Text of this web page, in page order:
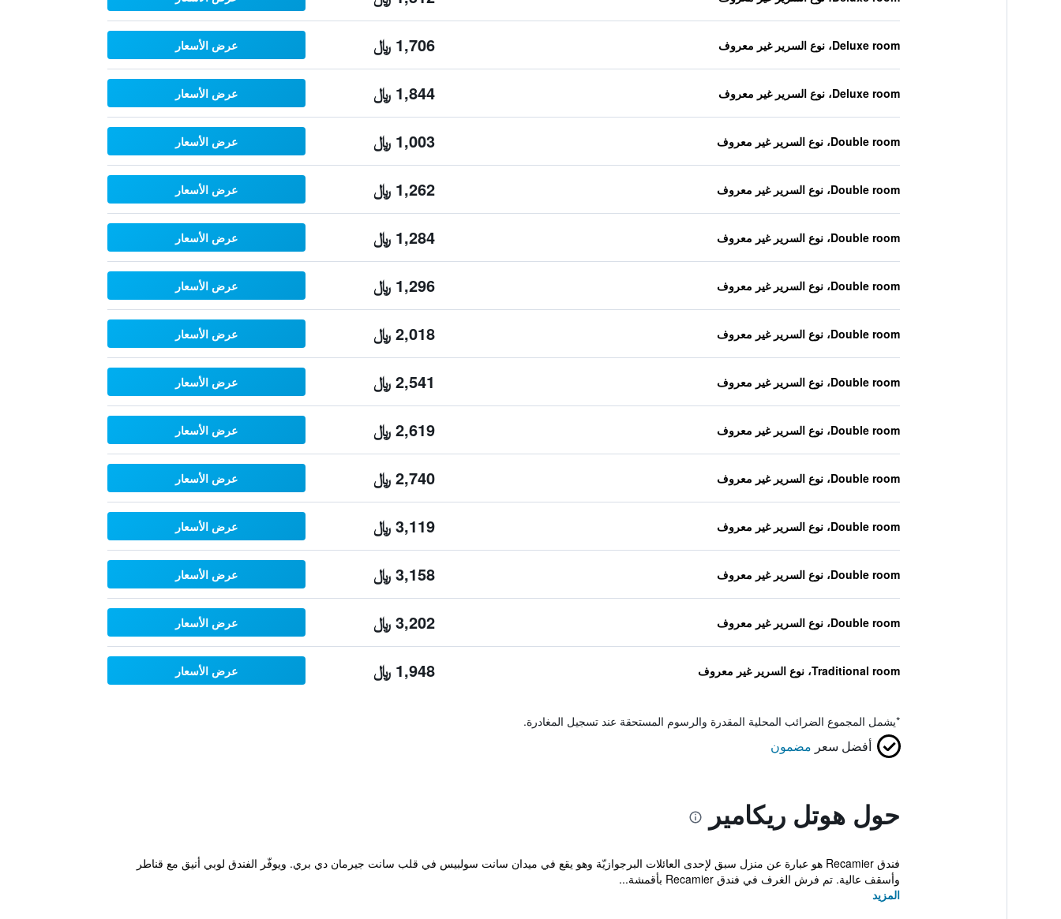
Deluxe room، نوع السرير غير معروف 1,706 ﷼ عرض الأسعار
Deluxe room، نوع السرير غير معروف 1,844 ﷼ عرض الأسعار
Double room، نوع السرير غير معروف 1,003 ﷼ عرض الأسعار
Double room، نوع السرير غير معروف 1,262 ﷼ عرض الأسعار
Double room، نوع السرير غير معروف 1,284 ﷼ عرض الأسعار
Double room، نوع السرير غير معروف 1,296 ﷼ عرض الأسعار
Double room، نوع السرير غير معروف 2,018 ﷼ عرض الأسعار
Double room، نوع السرير غير معروف 2,541 ﷼ عرض الأسعار
Double room، نوع السرير غير معروف 2,619 ﷼ عرض الأسعار
Double room، نوع السرير غير معروف 2,740 ﷼ عرض الأسعار
Double room، نوع السرير غير معروف 3,119 ﷼ عرض الأسعار
Double room، نوع السرير غير معروف 3,158 ﷼ عرض الأسعار
Double room، نوع السرير غير معروف 3,202 ﷼ عرض الأسعار
Traditional room، نوع السرير غير معروف 1,948 ﷼ عرض الأسعار
*يشمل المجموع الضرائب المحلية المقدرة والرسوم المستحقة عند تسجيل المغادرة.
أفضل سعر مضمون
حول هوتل ريكامير
فندق Recamier هو عبارة عن منزل سبق لإحدى العائلات البرجوازيّة وهو يقع في ميدان سانت سولبيس في قلب سانت جيرمان دي بري. ويوفّر الفندق لوبي أنيق مع قناطر
وأسقف عالية. تم فرش الغرف في فندق Recamier بأقمشة...
المزيد